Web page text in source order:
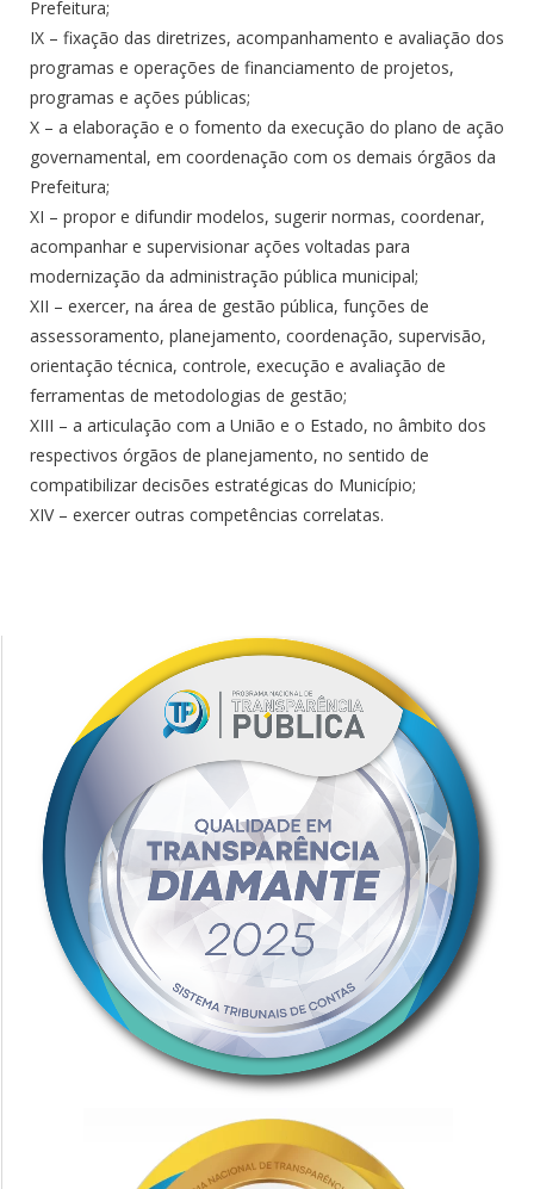
Prefeitura;
IX – fixação das diretrizes, acompanhamento e avaliação dos
programas e operações de financiamento de projetos,
programas e ações públicas;
X – a elaboração e o fomento da execução do plano de ação
governamental, em coordenação com os demais órgãos da
Prefeitura;
XI – propor e difundir modelos, sugerir normas, coordenar,
acompanhar e supervisionar ações voltadas para
modernização da administração pública municipal;
XII – exercer, na área de gestão pública, funções de
assessoramento, planejamento, coordenação, supervisão,
orientação técnica, controle, execução e avaliação de
ferramentas de metodologias de gestão;
XIII – a articulação com a União e o Estado, no âmbito dos
respectivos órgãos de planejamento, no sentido de
compatibilizar decisões estratégicas do Município;
XIV – exercer outras competências correlatas.